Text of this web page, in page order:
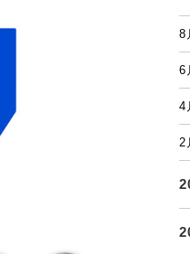
8
6
4
2